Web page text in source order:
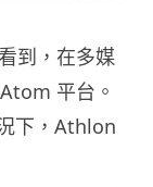
到，在多媒
平台。
下，Athlon